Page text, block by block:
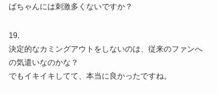
ばちゃんには刺激多くないですか？
19.
決定的なカミングアウトをしないのは、従来のファンへ
の気遣いなのかな？
でもイキイキしてて、本当に良かったですね。